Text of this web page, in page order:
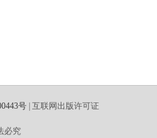
号| 互联网出版许可证
必究